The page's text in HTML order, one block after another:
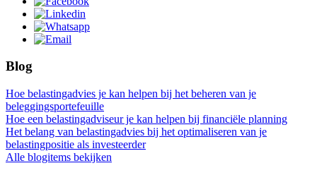
Blog
Hoe belastingadvies je kan helpen bij het beheren van je
beleggingsportefeuille
Hoe een belastingadviseur je kan helpen bij financiële planning
Het belang van belastingadvies bij het optimaliseren van je
belastingpositie als investeerder
Alle blogitems bekijken